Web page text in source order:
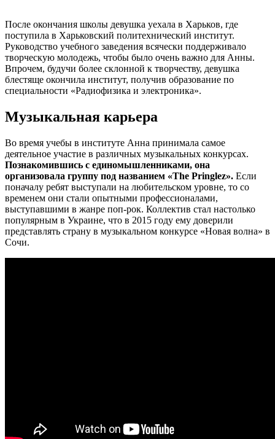
После окончания школы девушка уехала в Харьков, где
поступила в Харьковский политехнический институт.
Руководство учебного заведения всячески поддерживало
творческую молодежь, чтобы было очень важно для Анны.
Впрочем, будучи более склонной к творчеству, девушка
блестяще окончила институт, получив образование по
специальности «Радиофизика и электроника».
Музыкальная карьера
Во время учебы в институте Анна принимала самое
деятельное участие в различных музыкальных конкурсах.
Познакомившись с единомышленниками, она
организовала группу под названием «The Pringlez». Если
поначалу ребят выступали на любительском уровне, то со
временем они стали опытными профессионалами,
выступавшими в жанре поп-рок. Коллектив стал настолько
популярным в Украине, что в 2015 году ему доверили
представлять страну в музыкальном конкурсе «Новая волна» в
Сочи.